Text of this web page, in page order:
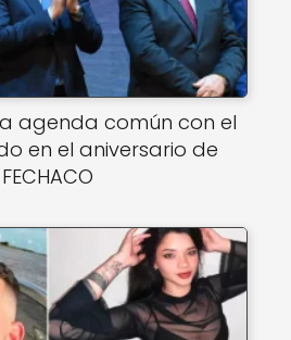
agenda común con el
en el aniversario de
FECHACO